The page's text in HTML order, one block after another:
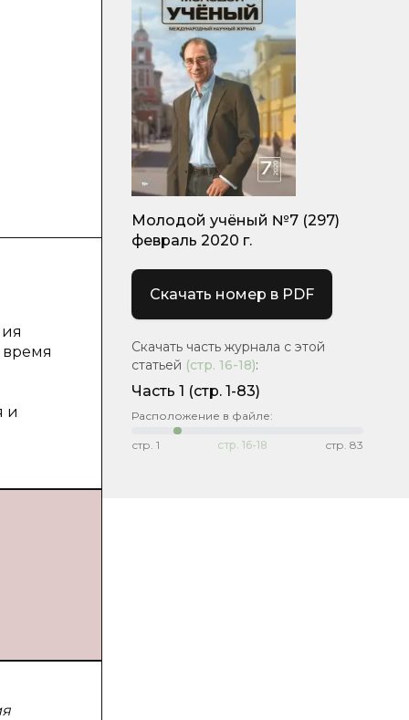
время
и
Молодой учёный №7 (297)
февраль 2020 г.
Скачать номер в PDF
Скачать часть журнала с этой
статьей (стр. 16-18):
Часть 1 (стр. 1-83)
Расположение в файле:
стр. 1 стр. 16-18 стр. 83